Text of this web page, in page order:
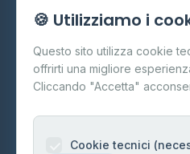
Cos'è il GPL
FAQ
Contatti
Informazioni legali
🍪 Utilizziamo i
Questo sito utilizza cookie
offrirti una migliore
Cliccando "Accetta"
Cookie tecnici